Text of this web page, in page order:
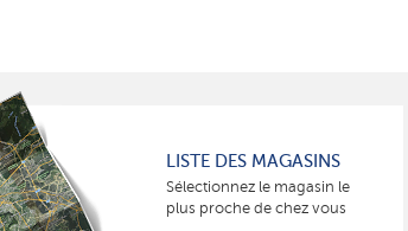
LISTE DES MAGASINS
Sélectionnez le magasin le
plus proche de chez vous